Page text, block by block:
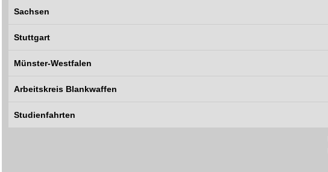
Sachsen
Stuttgart
Münster-Westfalen
Arbeitskreis Blankwaffen
Studienfahrten